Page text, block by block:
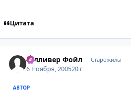
Цитата
Гулливер Фойл Старожилы
6 Ноября, 200520 г
АВТОР